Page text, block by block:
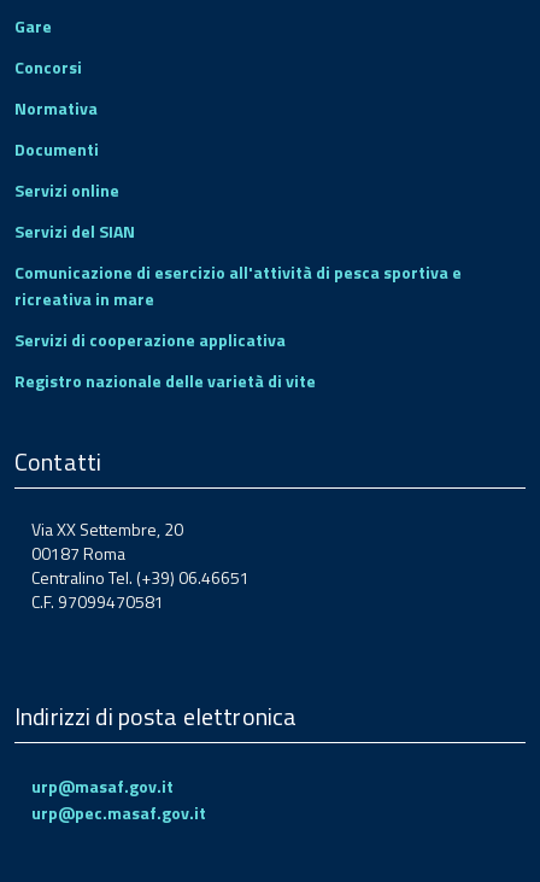
Gare
Concorsi
Normativa
Documenti
Servizi online
Servizi del SIAN
Comunicazione di esercizio all'attività di pesca sportiva e
ricreativa in mare
Servizi di cooperazione applicativa
Registro nazionale delle varietà di vite
Contatti
Via XX Settembre, 20
00187 Roma
Centralino Tel. (+39) 06.46651
C.F. 97099470581
Indirizzi di posta elettronica
urp@masaf.gov.it
urp@pec.masaf.gov.it